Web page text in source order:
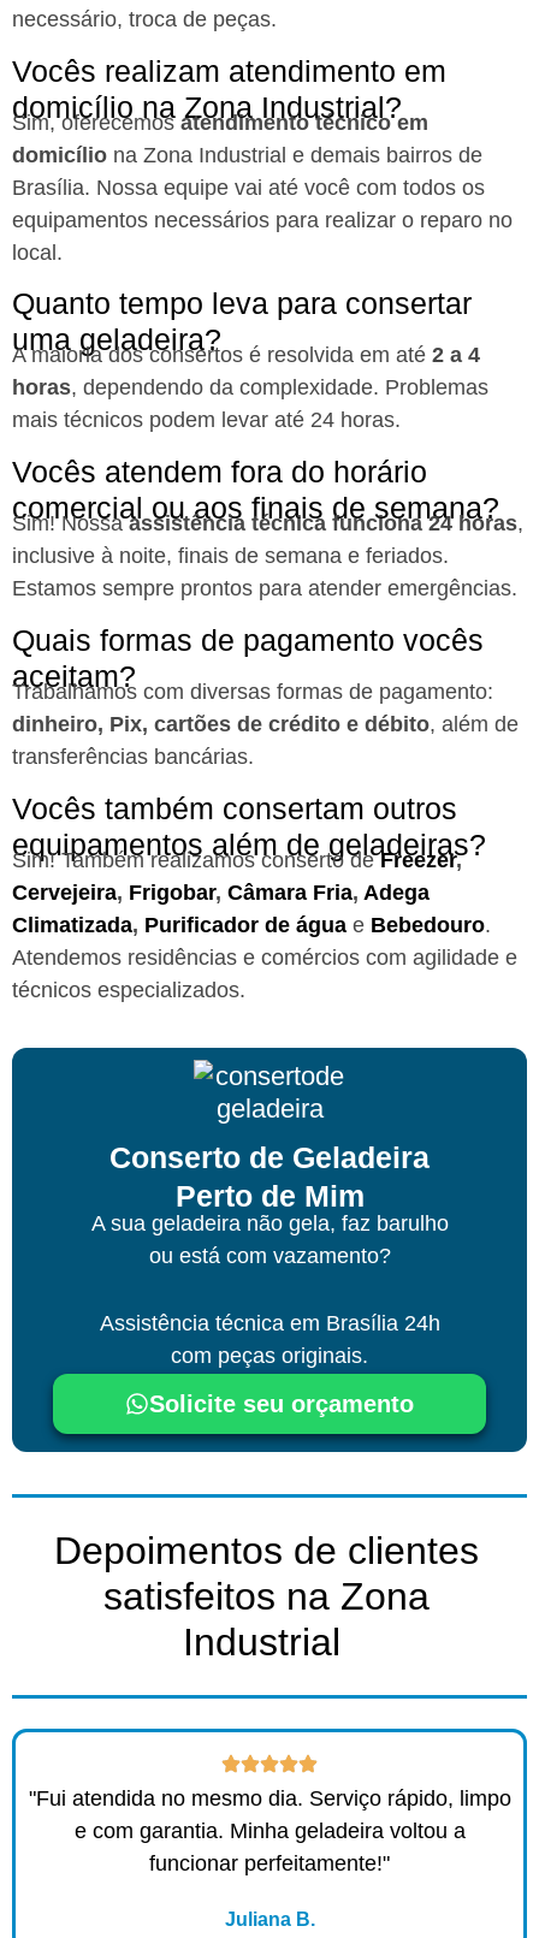
necessário, troca de peças.
Vocês realizam atendimento em
domicílio na Zona Industrial?
Sim, oferecemos atendimento técnico em
domicílio na Zona Industrial e demais bairros de
Brasília. Nossa equipe vai até você com todos os
equipamentos necessários para realizar o reparo no
local.
Quanto tempo leva para consertar
uma geladeira?
A maioria dos consertos é resolvida em até 2 a 4
horas, dependendo da complexidade. Problemas
mais técnicos podem levar até 24 horas.
Vocês atendem fora do horário
comercial ou aos finais de semana?
Sim! Nossaassistência técnica funciona 24 horas,
inclusive à noite, finais de semana e feriados.
Estamos sempre prontos para atender emergências.
Quais formas de pagamento vocês
aceitam?
Trabalhamos com diversas formas de pagamento:
dinheiro, Pix, cartões de crédito e débito, além de
transferências bancárias.
Vocês também consertam outros
equipamentos além de geladeiras?
Sim! Também realizamos conserto deFreezer,
Cervejeira, Frigobar, Câmara Fria, Adega
Climatizada, Purificador de água e Bebedouro.
Atendemos residências e comércios com agilidade e
técnicos especializados.
Conserto de Geladeira
Perto de Mim
A sua geladeira não gela, faz barulho
ou está com vazamento?
Assistência técnica em Brasília24h
com peças originais.
Solicite seu orçamento
Depoimentos de clientes
satisfeitos na Zona
Industrial ​
"Fui atendida no mesmo dia. Serviço rápido, limpo
e com garantia. Minha geladeira voltou a
funcionar perfeitamente!"
Juliana B.